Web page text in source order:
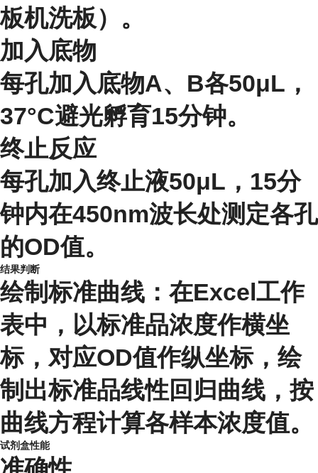
板机洗板）。
加入底物
每孔加入底物A、B各50μL，
37°C避光孵育15分钟。
终止反应
每孔加入终止液50μL，15分
钟内在450nm波长处测定各孔
的OD值。
结果判断
绘制标准曲线：在Excel工作
表中，以标准品浓度作横坐
标，对应OD值作纵坐标，绘
制出标准品线性回归曲线，按
曲线方程计算各样本浓度值。
试剂盒性能